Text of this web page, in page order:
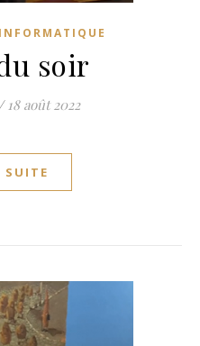
soir
18 août 2022
SUITE